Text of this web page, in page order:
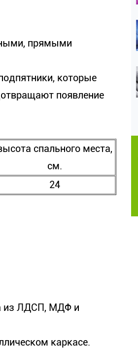
прямыми
которые
появление
спального места,
см.
24
из ЛДСП, МДФ и
каркасе.